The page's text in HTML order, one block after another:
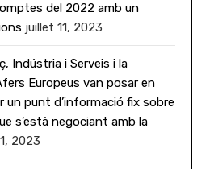
del 2022 amb un
juillet 11, 2023
Indústria i Serveis i la
Europeus van posar en
un punt d’informació fix sobre
s’està negociant amb la
2023